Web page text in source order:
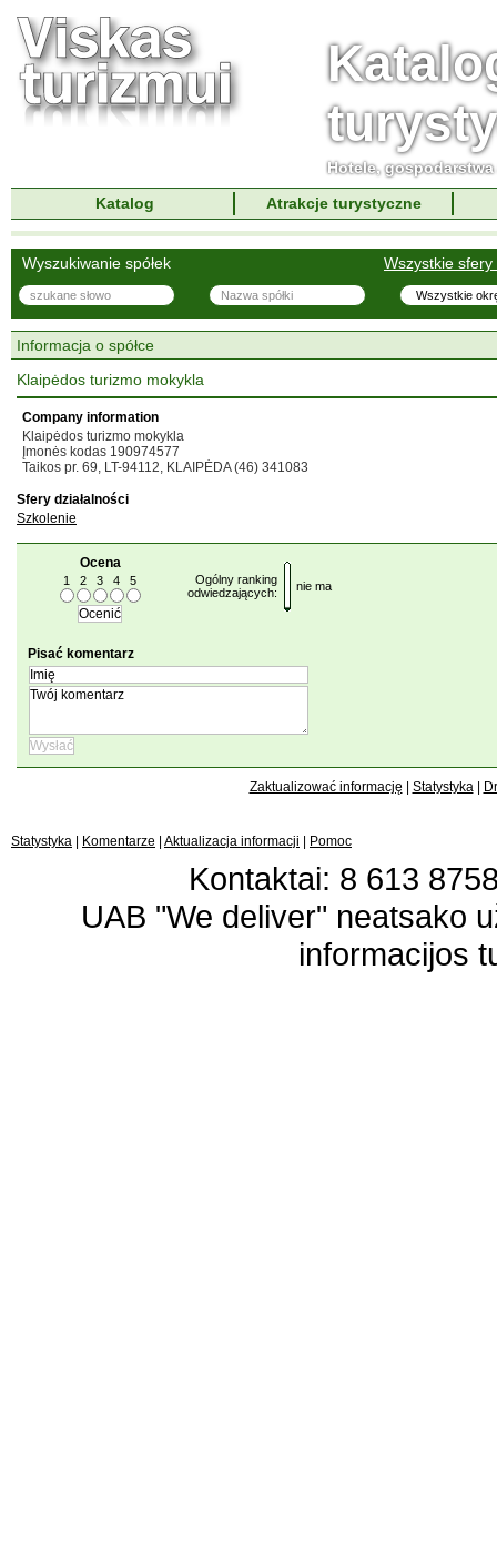
Hotele,
Katalog
Atrakcje turystyczne
Wszystkie sfery
Wyszukiwanie spółek
Informacja o spółce
Klaipėdos turizmo mokykla
Company information
Klaipėdos turizmo mokykla
Įmonės kodas 190974577
Taikos pr. 69, LT-94112, KLAIPĖDA (46) 341083
Sfery działalności
Szkolenie
Ocena
1 2 3 4 5
Ogólny ranking
odwiedzających:
nie ma
Pisać komentarz
Zaktualizować informację Statystyka|
Statystyka Komentarze Aktualizacja informacji Pomoc
Kontaktai: 8 613
UAB "We deliver" neatsako
informacijos